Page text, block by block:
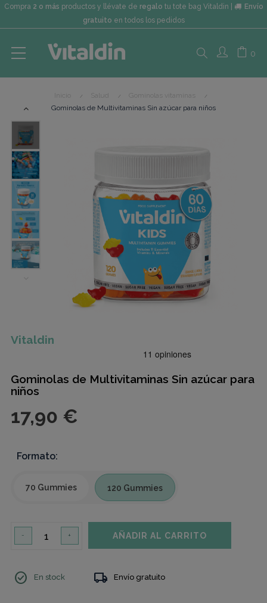
Compra 2 o más productos y llévate de regalo tu tote bag Vitaldin |
Envío
gratuito en todos los pedidos
Search
here...
0
Gominolas vitaminas
Gominolas de Multivitaminas Sin azúcar para niños
Vitaldin
Gominolas de Multivitaminas Sin azúcar para
niños
17,90 €
Formato:
70 Gummies 120 Gummies
- + AÑADIR AL CARRITO
check_circle En stock local_shipping Envío gratuito